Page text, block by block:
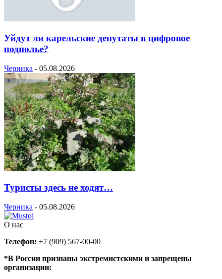
Уйдут ли карельские депутаты в цифровое
подполье?
Черника - 05.08.2026
Туристы здесь не ходят…
Черника - 05.08.2026
О нас
Телефон: +7 (909) 567-00-00
*В России признаны экстремистскими и запрещены
организации: